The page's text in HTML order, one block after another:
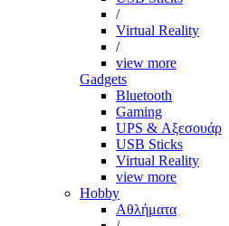
/
Virtual Reality
/
view more
Gadgets
Bluetooth
Gaming
UPS & Αξεσουάρ
USB Sticks
Virtual Reality
view more
Hobby
Αθλήματα